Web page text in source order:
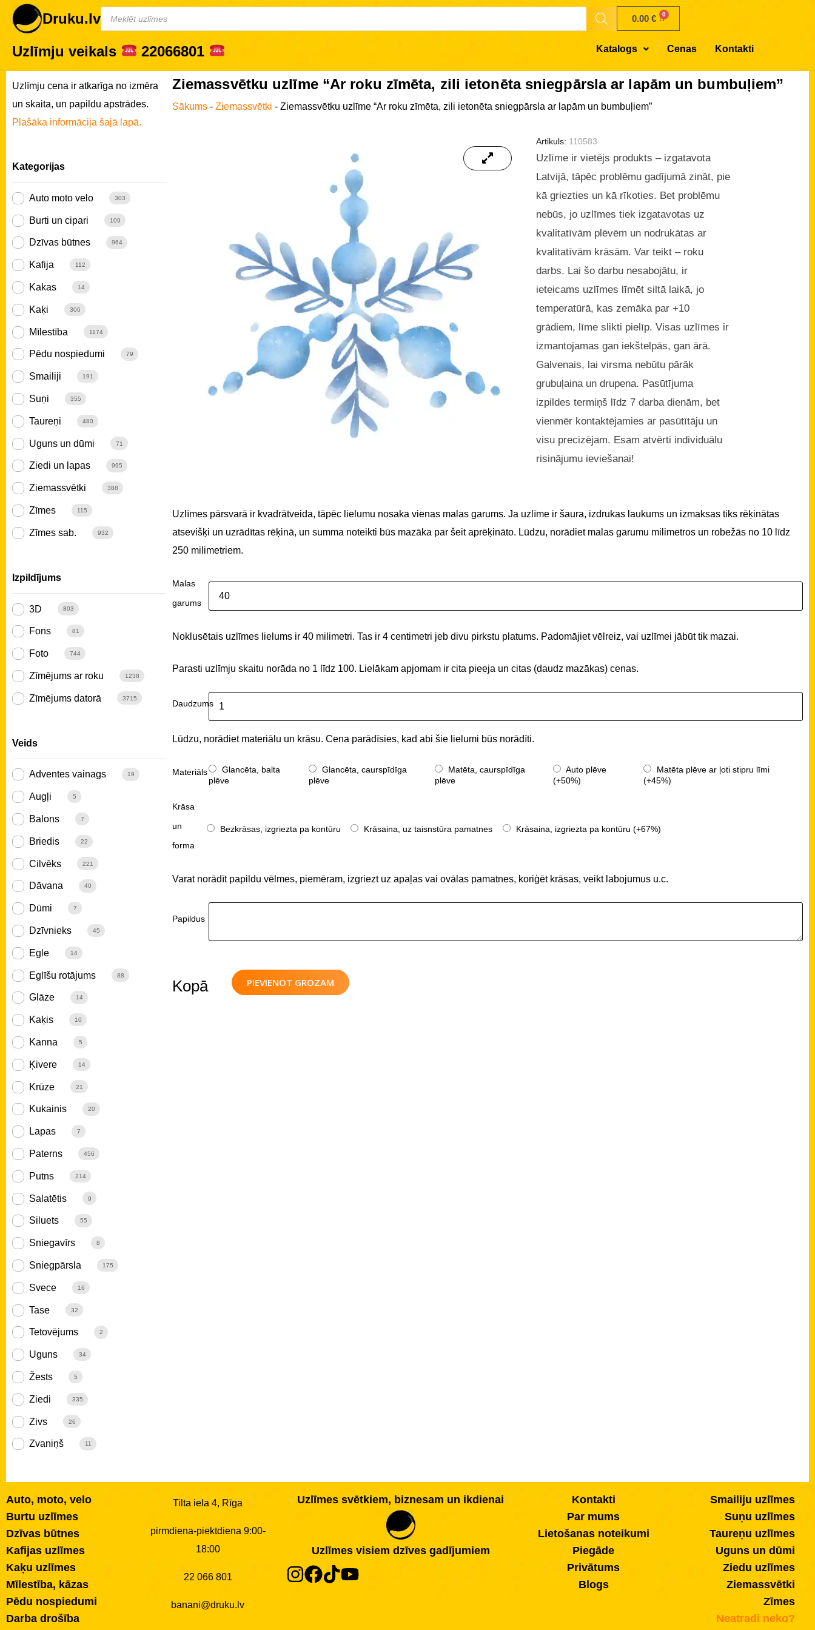
Druku.lv 0.00€
Uzlīmju veikals 22066801 Katalogs Cenas Kontakti
Uzlīmju cena ir atkarīga no izmēra
un skaita, un papildu apstrādes.
Plašāka informācija šajā lapā.
Kategorijas
Auto moto velo 303
Burti un cipari 109
Dzīvas būtnes 964
Kafija 112
Kakas 14
Kaķi 306
Mīlestība 1174
Pēdu nospiedumi 79
Smailiji 191
Suņi 355
Taureņi 480
Uguns un dūmi 71
Ziedi un lapas 995
Ziemassvētki 388
Zīmes 115
Zīmes sab. 932
Izpildījums
3D 803
Fons 81
Foto 744
Zīmējums ar roku 1238
Zīmējums datorā 3715
Veids
Adventes vainags 19
Augļi 5
Balons 7
Briedis 22
Cilvēks 221
Dāvana 40
Dūmi 7
Dzīvnieks 45
Egle 14
Eglīšu rotājums 88
Glāze 14
Kaķis 10
Kanna 5
Ķivere 14
Krūze 21
Kukainis 20
Lapas 7
Paterns 456
Putns 214
Salatētis 9
Siluets 55
Sniegavīrs 8
Sniegpārsla 175
Svece 16
Tase 32
Tetovējums 2
Uguns 34
Žests 5
Ziedi 335
Zivs 26
Zvaniņš 11
Ziemassvētku uzlīme “Ar roku zīmēta, zili ietonēta sniegpārsla ar lapām un bumbuļiem”
Sākums- Ziemassvētki - Ziemassvētku uzlīme “Ar roku zīmēta, zili ietonēta sniegpārsla ar lapām un bumbuļiem”
Artikuls: 110583
Uzlīme ir vietējs produkts – izgatavota
Latvijā, tāpēc problēmu gadījumā zināt, pie
kā griezties un kā rīkoties. Bet problēmu
nebūs, jo uzlīmes tiek izgatavotas uz
kvalitatīvām plēvēm un nodrukātas ar
kvalitatīvām krāsām. Var teikt – roku
darbs. Lai šo darbu nesabojātu, ir
ieteicams uzlīmes līmēt siltā laikā, jo
temperatūrā, kas zemāka par +10
grādiem, līme slikti pielīp. Visas uzlīmes ir
izmantojamas gan iekštelpās, gan ārā.
Galvenais, lai virsma nebūtu pārāk
grubuļaina un drupena. Pasūtījuma
izpildes termiņš līdz 7 darba dienām, bet
vienmēr kontaktējamies ar pasūtītāju un
visu precizējam. Esam atvērti individuālu
risinājumu ieviešanai!
Uzlīmes pārsvarā ir kvadrātveida, tāpēc lielumu nosaka vienas malas garums. Ja uzlīme ir šaura, izdrukas laukums un izmaksas tiks rēķinātas
atsevišķi un uzrādītas rēķinā, un summa noteikti būs mazāka par šeit aprēķināto. Lūdzu, norādiet malas garumu milimetros un robežās no 10 līdz
250 milimetriem.
Malas
garums
Noklusētais uzlīmes lielums ir 40 milimetri. Tas ir 4 centimetri jeb divu pirkstu platums. Padomājiet vēlreiz, vai uzlīmei jābūt tik mazai.
Parasti uzlīmju skaitu norāda no 1 līdz 100. Lielākam apjomam ir cita pieeja un citas (daudz mazākas) cenas.
Daudzums
Lūdzu, norādiet materiālu un krāsu. Cena parādīsies, kad abi šie lielumi būs norādīti.
Materiāls
Glancēta, balta
plēve
Glancēta, caurspīdīga
plēve
Matēta, caurspīdīga
plēve
Auto plēve
(+50%)
Matēta plēve ar ļoti stipru līmi
(+45%)
Krāsa
un
forma
Bezkrāsas, izgriezta pa kontūru Krāsaina, uz taisnstūra pamatnes Krāsaina, izgriezta pa kontūru (+67%)
Varat norādīt papildu vēlmes, piemēram, izgriezt uz apaļas vai ovālas pamatnes, koriģēt krāsas, veikt labojumus u.c.
Papildus
PIEVIENOT GROZAM
Kopā
Auto, moto, velo
Burtu uzlīmes
Dzīvas būtnes
Kafijas uzlīmes
Kaķu uzlīmes
Mīlestība, kāzas
Pēdu nospiedumi
Darba drošība
Tilta iela 4, Rīga
pirmdiena-piektdiena 9:00-
18:00
22 066 801
banani@druku.lv
Uzlīmes svētkiem, biznesam un ikdienai
Uzlīmes visiem dzīves gadījumiem
Kontakti
Par mums
Lietošanas noteikumi
Piegāde
Privātums
Blogs
Smailiju uzlīmes
Suņu uzlīmes
Taureņu uzlīmes
Uguns un dūmi
Ziedu uzlīmes
Ziemassvētki
Zīmes
Neatradi neko?